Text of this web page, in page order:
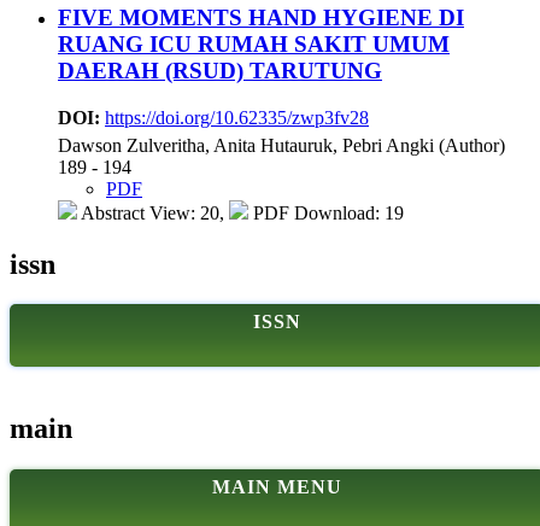
FIVE MOMENTS HAND HYGIENE DI
RUANG ICU RUMAH SAKIT UMUM
DAERAH (RSUD) TARUTUNG
DOI: https://doi.org/10.62335/zwp3fv28
Dawson Zulveritha, Anita Hutauruk, Pebri Angki (Author)
189 - 194
PDF
Abstract View: 20,
PDF Download: 19
issn
ISSN
main
MAIN MENU